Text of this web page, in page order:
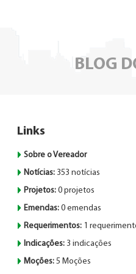
BLOG
Links
Sobre o Vereador
Notícias:353 notícias
Projetos:0 projetos
Emendas:0 emendas
Requerimentos:1
Indicações:3 indicações
Moções:5 Moções